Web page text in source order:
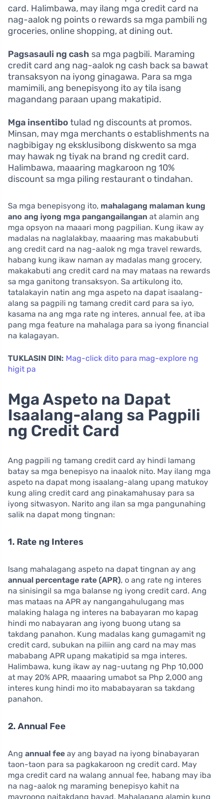
card. Halimbawa, may ilang mga credit card na
nag-aalok ng points o rewards sa mga pambili ng
groceries, online shopping, at dining out.
Pagsasauli ng cash sa mga pagbili. Maraming
credit card ang nag-aalok ng cash back sa bawat
transaksyon na iyong ginagawa. Para sa mga
mamimili, ang benepisyong ito ay tila isang
magandang paraan upang makatipid.
Mga insentibo tulad ng discounts at promos.
Minsan, may mga merchants o establishments na
nagbibigay ng eksklusibong diskwento sa mga
may hawak ng tiyak na brand ng credit card.
Halimbawa, maaaring magkaroon ng 10%
discount sa mga piling restaurant o tindahan.
Sa mga benepisyong ito, mahalagang malaman kung
ano ang iyong mga pangangailangan at alamin ang
mga opsyon na maaari mong pagpilian. Kung ikaw ay
madalas na naglalakbay, maaaring mas makabubuti
ang credit card na nag-aalok ng mga travel rewards,
habang kung ikaw naman ay madalas mang grocery,
makakabuti ang credit card na may mataas na rewards
sa mga ganitong transaksyon. Sa artikulong ito,
tatalakayin natin ang mga aspeto na dapat isaalang-
alang sa pagpili ng tamang credit card para sa iyo,
kasama na ang mga rate ng interes, annual fee, at iba
pang mga feature na mahalaga para sa iyong financial
na kalagayan.
TUKLASIN DIN: Mag-click dito para mag-explore ng
higit pa
Mga Aspeto na Dapat
Isaalang-alang sa Pagpili
ng Credit Card
Ang pagpili ng tamang credit card ay hindi lamang
batay sa mga benepisyo na inaalok nito. May ilang mga
aspeto na dapat mong isaalang-alang upang matukoy
kung aling credit card ang pinakamahusay para sa
iyong sitwasyon. Narito ang ilan sa mga pangunahing
salik na dapat mong tingnan:
1. Rate ng Interes
Isang mahalagang aspeto na dapat tingnan ay ang
annual percentage rate (APR), o ang rate ng interes
na sinisingil sa mga balanse ng iyong credit card. Ang
mas mataas na APR ay nangangahulugang mas
malaking halaga ng interes na babayaran mo kapag
hindi mo nabayaran ang iyong buong utang sa
takdang panahon. Kung madalas kang gumagamit ng
credit card, subukan na piliin ang card na may mas
mababang APR upang makatipid sa mga interes.
Halimbawa, kung ikaw ay nag-uutang ng Php 10,000
at may 20% APR, maaaring umabot sa Php 2,000 ang
interes kung hindi mo ito mababayaran sa takdang
panahon.
2. Annual Fee
Ang annual fee ay ang bayad na iyong binabayaran
taon-taon para sa pagkakaroon ng credit card. May
mga credit card na walang annual fee, habang may iba
na nag-aalok ng maraming benepisyo kahit na
mayroong naitakdang bayad. Mahalagang alamin kung